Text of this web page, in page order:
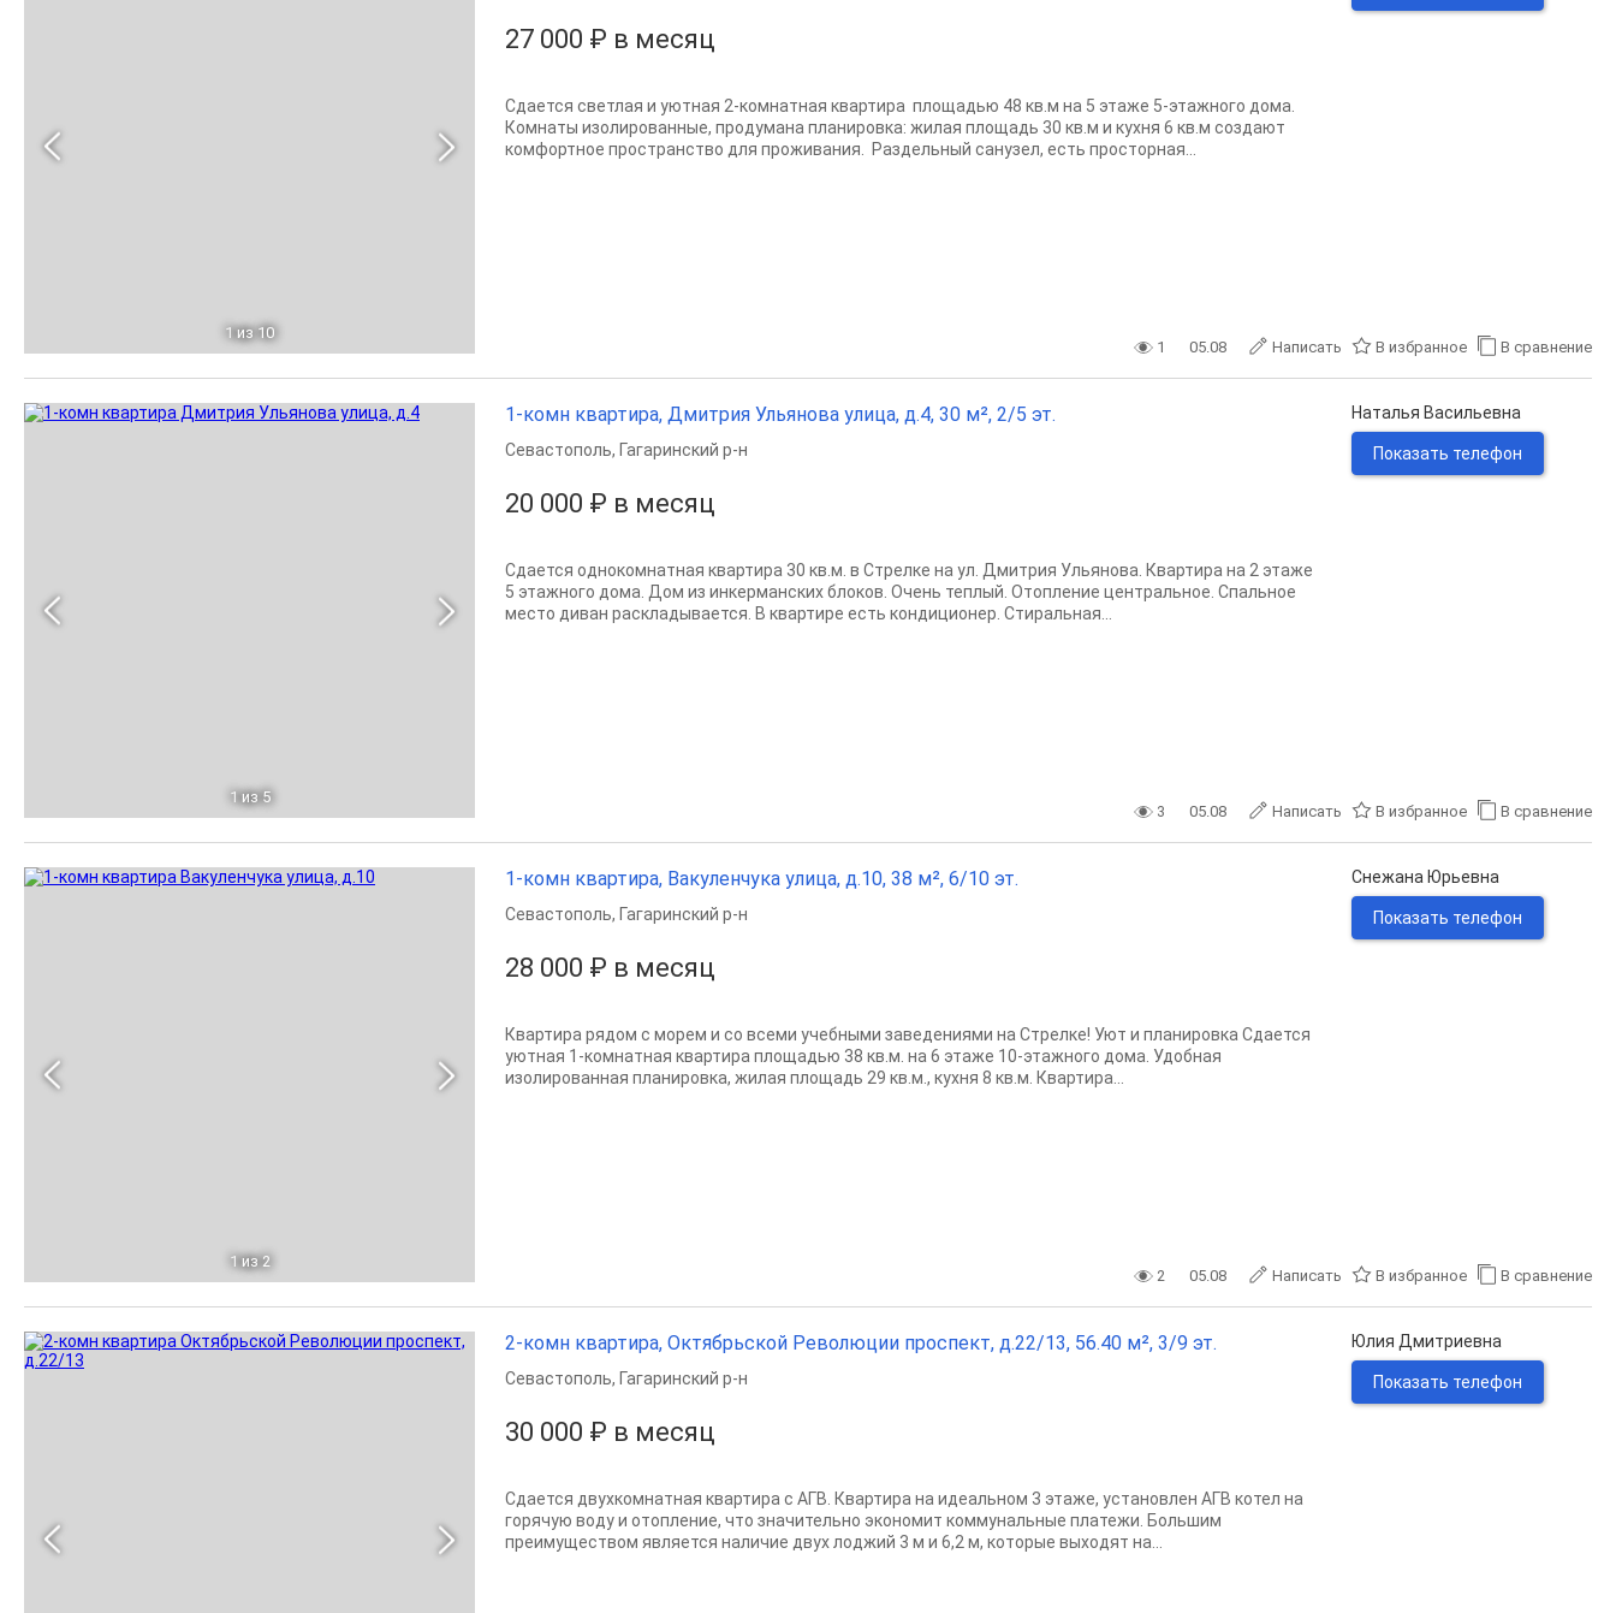
1 из 10
27 000 ₽ в месяц
Сдается светлая и уютная 2-комнатная квартира площадью 48 кв.м на 5 этаже 5-этажного дома.
Комнаты изолированные, продумана планировка: жилая площадь 30 кв.м и кухня 6 кв.м создают
комфортное пространство для проживания. Раздельный санузел, есть просторная...
1 05.08 Написать В избранное В сравнение
1 из 5
1-комн квартира, Дмитрия Ульянова улица, д.4, 30 м², 2/5 эт.
20 000 ₽ в месяц
Севастополь, Гагаринский р-н
Сдается однокомнатная квартира 30 кв.м. в Стрелке на ул. Дмитрия Ульянова. Квартира на 2 этаже
5 этажного дома. Дом из инкерманских блоков. Очень теплый. Отопление центральное. Спальное
место диван раскладывается. В квартире есть кондиционер. Стиральная...
Наталья Васильевна
Показать телефон
3 05.08 Написать В избранное В сравнение
1 из 2
1-комн квартира, Вакуленчука улица, д.10, 38 м², 6/10 эт.
28 000 ₽ в месяц
Севастополь, Гагаринский р-н
Квартира рядом с морем и со всеми учебными заведениями на Стрелке! Уют и планировка Сдается
уютная 1-комнатная квартира площадью 38 кв.м. на 6 этаже 10-этажного дома. Удобная
изолированная планировка, жилая площадь 29 кв.м., кухня 8 кв.м. Квартира...
Снежана Юрьевна
Показать телефон
2 05.08 Написать В избранное В сравнение
2-комн квартира, Октябрьской Революции проспект, д.22/13, 56.40 м², 3/9 эт.
30 000 ₽ в месяц
Севастополь, Гагаринский р-н
Сдается двухкомнатная квартира с АГВ. Квартира на идеальном 3 этаже, установлен АГВ котел на
горячую воду и отопление, что значительно экономит коммунальные платежи. Большим
преимуществом является наличие двух лоджий 3 м и 6,2 м, которые выходят на...
Юлия Дмитриевна
Показать телефон